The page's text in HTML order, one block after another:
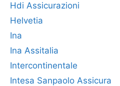
Hdi Assicurazioni
Helvetia
Ina
Ina Assitalia
Intercontinentale
Intesa Sanpaolo Assicura